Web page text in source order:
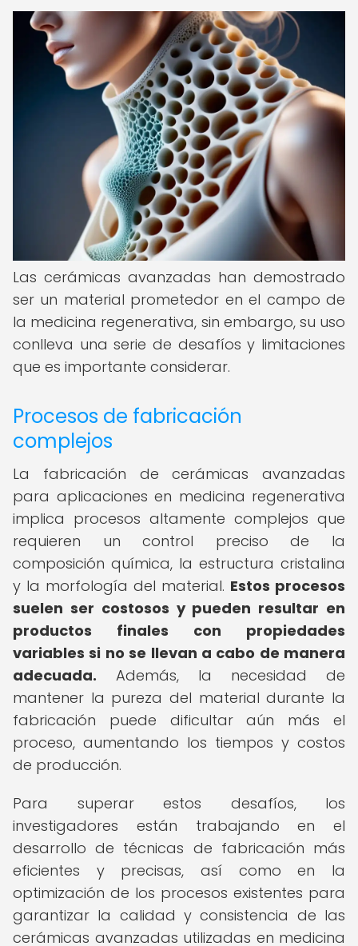
Las cerámicas avanzadas han demostrado
ser un material prometedor en el campo de
la medicina regenerativa, sin embargo, su uso
conlleva una serie de desafíos y limitaciones
que es importante considerar.
Procesos de fabricación
complejos
La fabricación de cerámicas avanzadas
para aplicaciones en medicina regenerativa
implica procesos altamente complejos que
requieren un control preciso de la
composición química, la estructura cristalina
y la morfología del material. Estos procesos
suelen ser costosos y pueden resultar en
productos finales con propiedades
variables si no se llevan a cabo de manera
adecuada. Además, la necesidad de
mantener la pureza del material durante la
fabricación puede dificultar aún más el
proceso, aumentando los tiempos y costos
de producción.
Para superar estos desafíos, los
investigadores están trabajando en el
desarrollo de técnicas de fabricación más
eficientes y precisas, así como en la
optimización de los procesos existentes para
garantizar la calidad y consistencia de las
cerámicas avanzadas utilizadas en medicina